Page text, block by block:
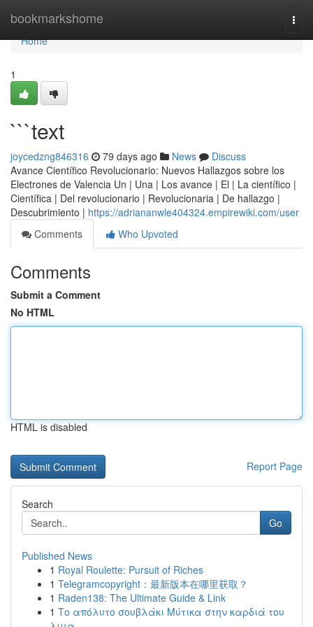
bookmarkshome
Home
Home
1
```text
joycedzng846316 79 days ago News
Discuss
Avance Científico Revolucionario: Nuevos Hallazgos sobre los
Electrones de Valencia Un | Una | Los avance | El | La científico |
Científica | Del revolucionario | Revolucionaria | De hallazgo |
Descubrimiento | https://adriananwle404324.empirewiki.com/user
Comments
Who Upvoted
Comments
Submit a Comment
No HTML
HTML is disabled
Report Page
Search
Go
Published News
1 Royal Roulette: Pursuit of Riches
1 Telegramcopyright：最新版本在哪里获取？
1 Raden138: The Ultimate Guide & Link
1 Το απόλυτο σουβλάκι Μύτικα στην καρδιά του